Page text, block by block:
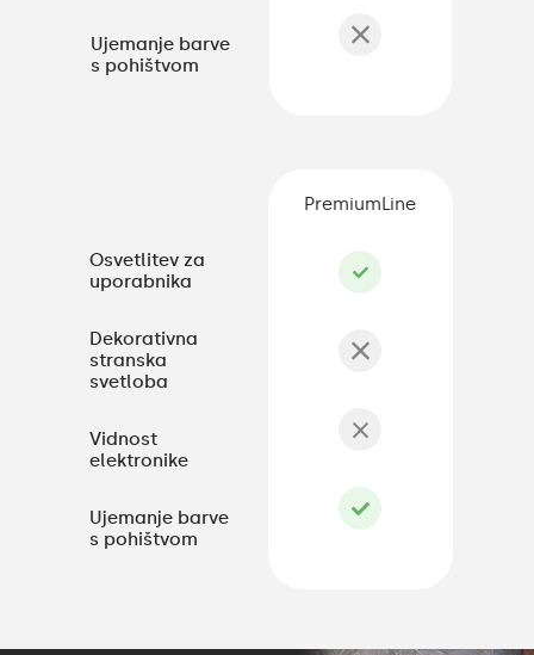
Ujemanje barve
s pohištvom
Osvetlitev za
uporabnika
Dekorativna
stranska
svetloba
Vidnost
elektronike
Ujemanje barve
s pohištvom
PremiumLine